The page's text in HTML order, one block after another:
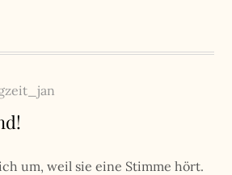
um, weil sie eine Stimme hört.